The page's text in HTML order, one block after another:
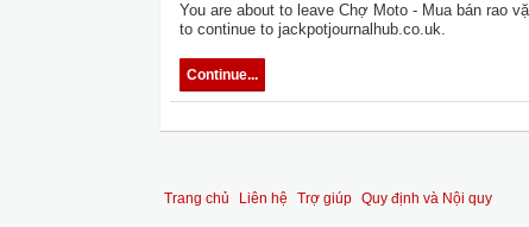
You are about to leave Chợ Moto - Mua bán rao
to continue to jackpotjournalhub.co.uk.
Continue...
Trang chủ Liên hệ Trợ giúp Quy định và Nội quy